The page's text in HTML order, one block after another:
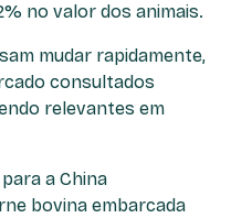
no valor dos animais.
mudar rapidamente,
consultados
relevantes em
a China
bovina embarcada